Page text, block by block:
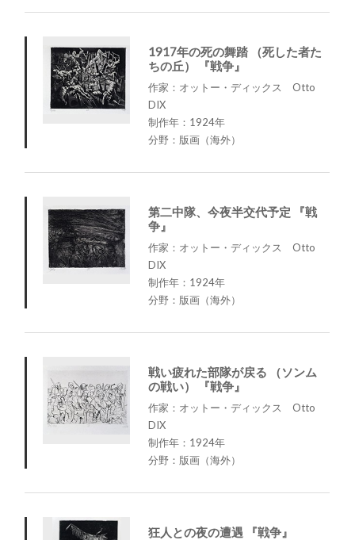
1917年の死の舞踏 （死した者た
ちの丘） 『戦争』
作家：オットー・ディックス Otto
DIX
制作年：1924年
分野：版画（海外）
第二中隊、今夜半交代予定 『戦
争』
作家：オットー・ディックス Otto
DIX
制作年：1924年
分野：版画（海外）
戦い疲れた部隊が戻る （ソンム
の戦い） 『戦争』
作家：オットー・ディックス Otto
DIX
制作年：1924年
分野：版画（海外）
狂人との夜の遭遇 『戦争』